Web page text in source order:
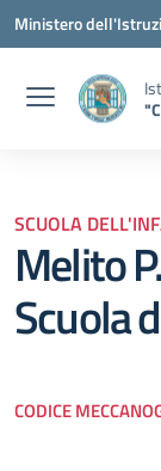
Vai ai contenuti
Vai al menu di
Vai al footer
Ministero
SCUOLA
Melito
Scuola
CODICE